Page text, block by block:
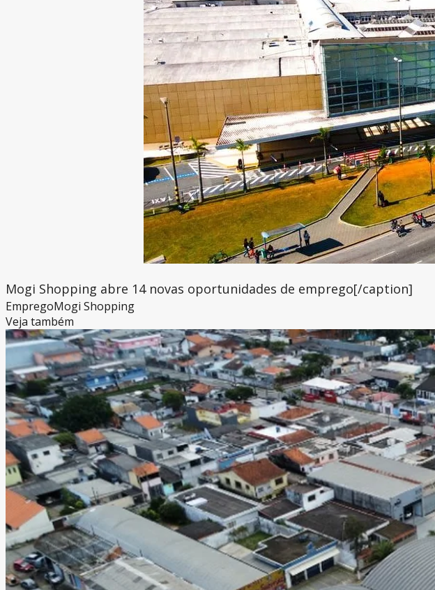
Mogi Shopping abre 14 novas oportunidades de emprego[/caption]
EmpregoMogi Shopping
Veja também